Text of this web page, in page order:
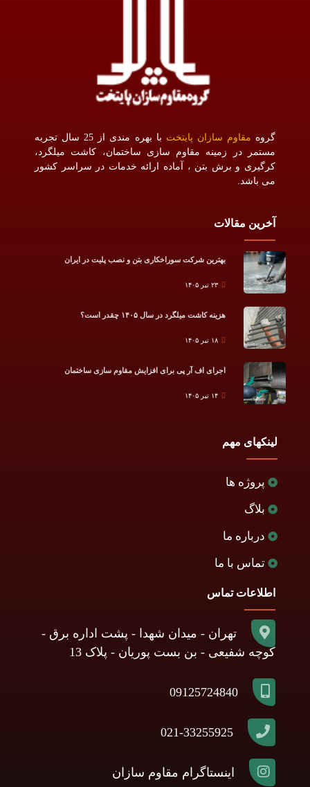
گروه مقاوم سازان پایتخت
با بهره مندی از 25 سال تجربه
مستمر در زمینه مقاوم سازی ساختمان، کاشت میلگرد،
کرگیری و برش بتن ، آماده ارائه خدمات در سراسر کشور
می باشد.
آخرین مقالات
بهترین شرکت سوراخکاری بتن و نصب پلیت در ایران
۲۳ تیر ۱۴۰۵
هزینه کاشت میلگرد در سال ۱۴۰۵ چقدر است؟
۱۸ تیر ۱۴۰۵
اجرای اف آر پی برای افزایش مقاوم سازی ساختمان
۱۴ تیر ۱۴۰۵
لینکهای مهم
پروژه ها
بلاگ
درباره ما
تماس با ما
اطلاعات تماس
تهران - میدان شهدا - پشت اداره برق -
کوچه شفیعی - بن بست پوریان - پلاک 13
09125724840
021-33255925
اینستاگرام مقاوم سازان